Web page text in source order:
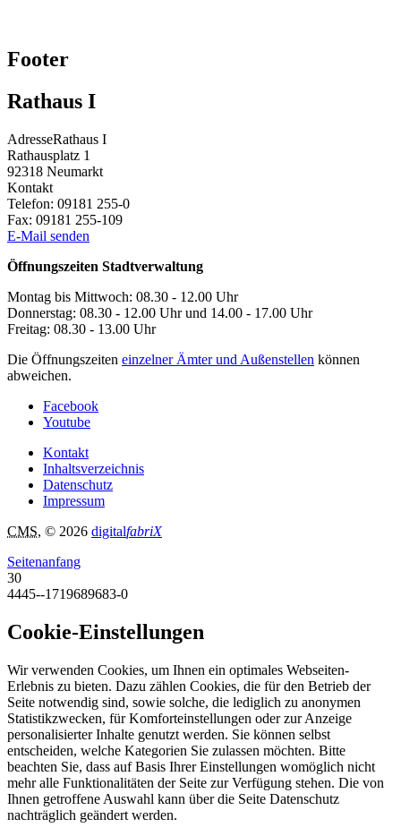
Footer
Rathaus I
AdresseRathaus I
Rathausplatz 1
92318 Neumarkt
Kontakt
Telefon: 09181 255-0
Fax: 09181 255-109
E-Mail senden
Öffnungszeiten Stadtverwaltung
Montag bis Mittwoch: 08.30 - 12.00 Uhr
Donnerstag: 08.30 - 12.00 Uhr und 14.00 - 17.00 Uhr
Freitag: 08.30 - 13.00 Uhr
Die Öffnungszeiten einzelner Ämter und Außenstellen können
abweichen.
Facebook
Youtube
Kontakt
Inhaltsverzeichnis
Datenschutz
Impressum
CMS, © 2026 digitalfabriX
Seitenanfang
30
4445--1719689683-0
Cookie-Einstellungen
Wir verwenden Cookies, um Ihnen ein optimales Webseiten-
Erlebnis zu bieten. Dazu zählen Cookies, die für den Betrieb der
Seite notwendig sind, sowie solche, die lediglich zu anonymen
Statistikzwecken, für Komforteinstellungen oder zur Anzeige
personalisierter Inhalte genutzt werden. Sie können selbst
entscheiden, welche Kategorien Sie zulassen möchten. Bitte
beachten Sie, dass auf Basis Ihrer Einstellungen womöglich nicht
mehr alle Funktionalitäten der Seite zur Verfügung stehen. Die von
Ihnen getroffene Auswahl kann über die Seite Datenschutz
nachträglich geändert werden.